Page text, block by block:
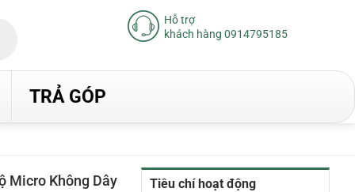
Hỗ trợ
khách hàng 0914795185
TRẢ GÓP
Tiêu chí hoạt động
Micro Không Dây